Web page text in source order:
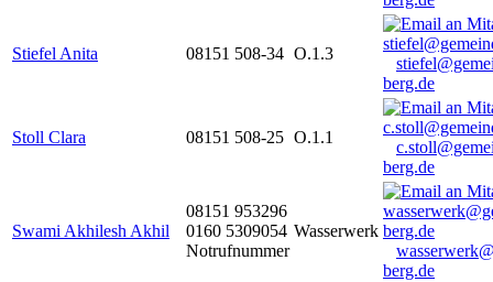
Stiefel Anita 08151 508-34 O.1.3
berg.de
Stoll Clara 08151 508-25 O.1.1
berg.de
Swami Akhilesh Akhil
08151 953296
0160 5309054
Notrufnummer
Wasserwerk
berg.de